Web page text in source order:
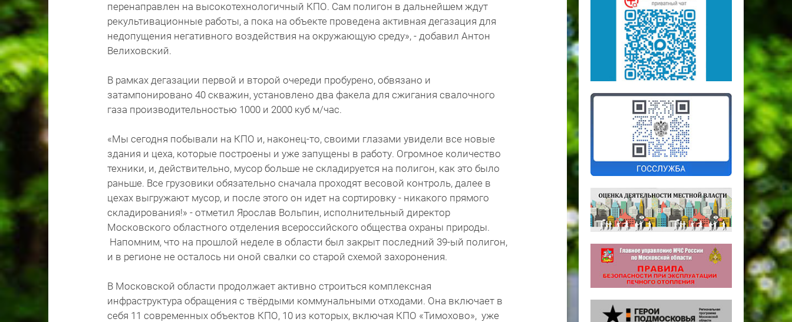
перенаправлен на высокотехнологичный КПО. Сам полигон в дальнейшем ждут
рекультивационные работы, а пока на объекте проведена активная дегазация для
недопущения негативного воздействия на окружающую среду», - добавил Антон
Велиховский.
В рамках дегазации первой и второй очереди пробурено, обвязано и
затампонировано 40 скважин, установлено два факела для сжигания свалочного
газа производительностью 1000 и 2000 куб м/час.
«Мы сегодня побывали на КПО и, наконец-то, своими глазами увидели все новые
здания и цеха, которые построены и уже запущены в работу. Огромное количество
техники, и, действительно, мусор больше не складируется на полигон, как это было
раньше. Все грузовики обязательно сначала проходят весовой контроль, далее в
цехах выгружают мусор, и после этого он идет на сортировку - никакого прямого
складирования!» - отметил Ярослав Вольпин, исполнительный директор
Московского областного отделения всероссийского общества охраны природы.
Напомним, что на прошлой неделе в области был закрыт последний 39-ый полигон,
и в регионе не осталось ни оной свалки со старой схемой захоронения.
В Московской области продолжает активно строиться комплексная
инфраструктура обращения с твёрдыми коммунальными отходами. Она включает в
себя 11 современных объектов КПО, 10 из которых, включая КПО «Тимохово», уже